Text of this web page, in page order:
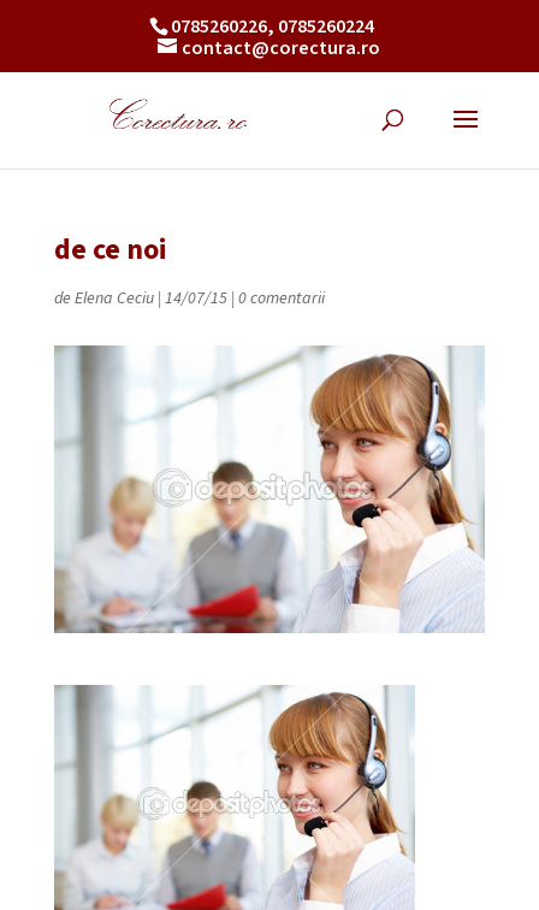
0785260226, 0785260224
contact@corectura.ro
de ce noi
deElena Ceciu| 14/07/15| 0 comentarii